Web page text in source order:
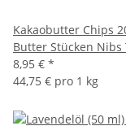
Kakaobutter Chips
Butter Stücken Nibs
8,95 € *
44,75 € pro 1 kg